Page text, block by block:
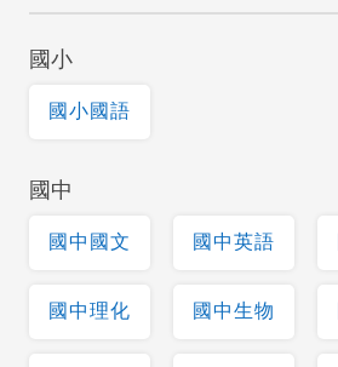
國小
國小國語
國中
國中國文 國中英語
國中理化 國中生物